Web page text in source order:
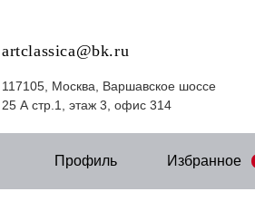
artclassica@bk.ru
117105, Москва, Варшавское шоссе
25 А стр.1, этаж 3, офис 314
Профиль Избранное